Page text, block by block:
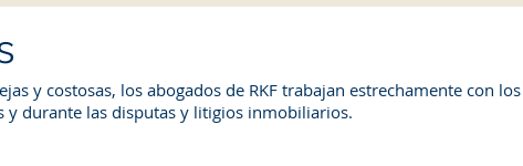
y costosas, los abogados de RKF trabajan estrechamente con
durante las disputas y litigios inmobiliarios.